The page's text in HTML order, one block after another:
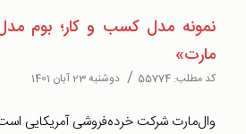
نمونه مدل کسب و کار؛ بوم
مارت»
کد مطلب: 55774
/ دوشنبه 23 آبان 1401
وال‌مارت شرکت خرده‌فروشی آمریکایی است